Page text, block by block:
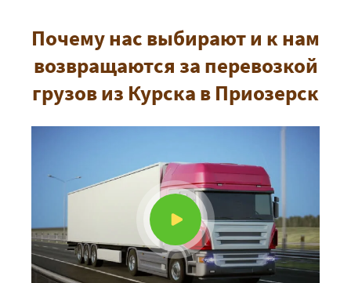
Почему нас выбирают и к нам
возвращаются за перевозкой
грузов из Курска в Приозерск